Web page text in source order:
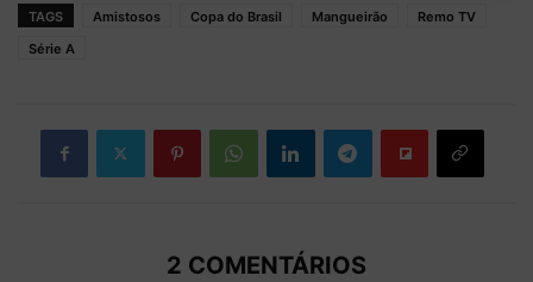
TAGS Amistosos Copa do Brasil Mangueirão
Remo TV
Série A
2 COMENTÁRIOS